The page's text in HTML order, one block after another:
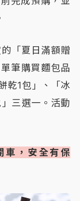
「夏日滿額贈
筆購買麵包品
乾1包」、「冰
三選一。活動
車，安全有保